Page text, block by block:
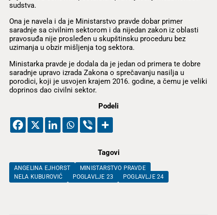
sudstva.
Ona je navela i da je Ministarstvo pravde dobar primer
saradnje sa civilnim sektorom i da nijedan zakon iz oblasti
pravosuđa nije prosleđen u skupštinsku proceduru bez
uzimanja u obzir mišljenja tog sektora.
Ministarka pravde je dodala da je jedan od primera te dobre
saradnje upravo izrada Zakona o sprečavanju nasilja u
porodici, koji je usvojen krajem 2016. godine, a čemu je veliki
doprinos dao civilni sektor.
Podeli
Tagovi
ANGELINA EJHORST
MINISTARSTVO PRAVDE
NELA KUBUROVIĆ
POGLAVLJE 23 POGLAVLJE 24